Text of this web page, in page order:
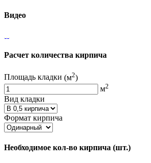
Видео
Расчет количества кирпича
Площадь кладки (м2)
м2
Вид кладки
Формат кирпича
Необходимое кол-во кирпича (шт.)